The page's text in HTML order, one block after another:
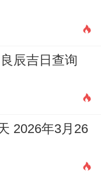
辰吉日查询
2026年3月26